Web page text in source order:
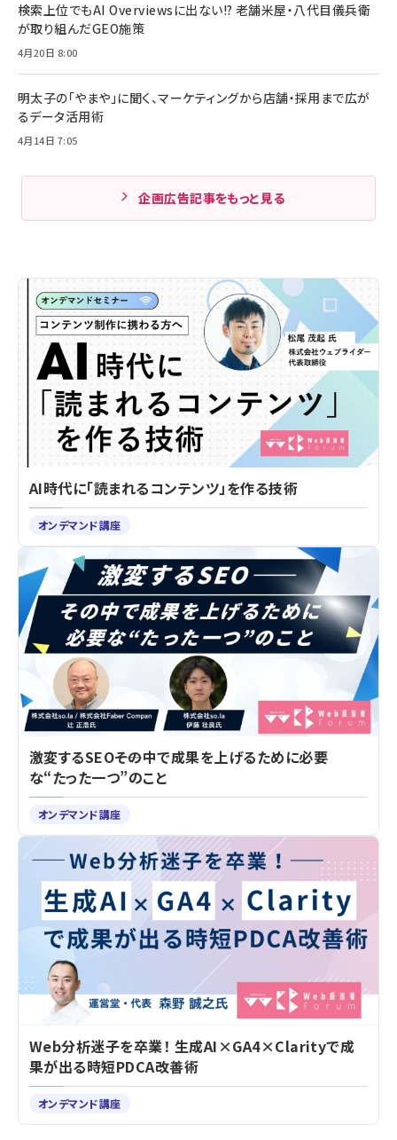
検索上位でもAI Overviewsに出ない!? 老舗米屋・八代目儀兵衛
が取り組んだGEO施策
4月20日 8:00
明太子の「やまや」に聞く、マーケティングから店舗・採用まで広が
るデータ活用術
4月14日 7:05
企画広告記事をもっと見る
AI時代に「読まれるコンテンツ」を作る技術
オンデマンド講座
激変するSEO――その中で成果を上げるために必要
な“たった一つ”のこと
オンデマンド講座
Web分析迷子を卒業！ 生成AI×GA4×Clarityで成
果が出る時短PDCA改善術
オンデマンド講座